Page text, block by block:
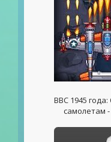
ВВС 1945
самолетам